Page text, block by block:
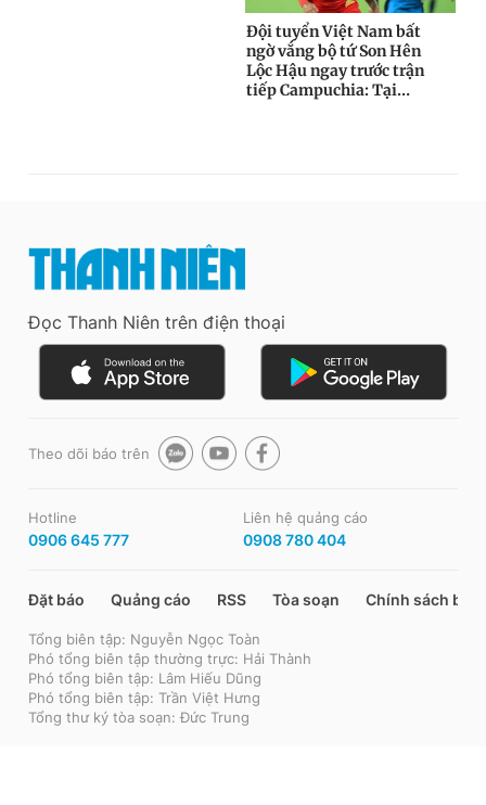
Đọc Thanh Niên trên điện thoại
Theo dõi báo trên
Hotline
0906 645 777
Liên hệ quảng cáo
0908 780 404
Đặt báo Quảng cáo RSS Tòa soạn Chính sách bảo
Tổng biên tập: Nguyễn Ngọc Toàn
Phó tổng biên tập thường trực: Hải Thành
Phó tổng biên tập: Lâm Hiếu Dũng
Phó tổng biên tập: Trần Việt Hưng
Tổng thư ký tòa soạn: Đức Trung